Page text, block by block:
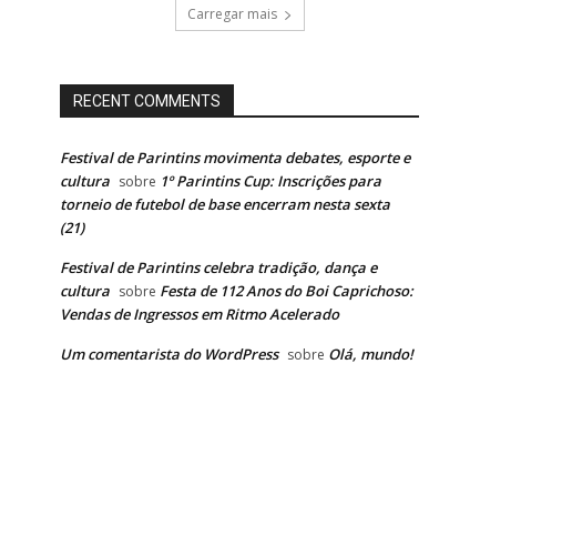
Carregar mais
RECENT COMMENTS
Festival de Parintins movimenta debates, esporte e
cultura sobre 1º Parintins Cup: Inscrições para
torneio de futebol de base encerram nesta sexta
(21)
Festival de Parintins celebra tradição, dança e
cultura sobre Festa de 112 Anos do Boi Caprichoso:
Vendas de Ingressos em Ritmo Acelerado
Um comentarista do WordPress sobre Olá, mundo!